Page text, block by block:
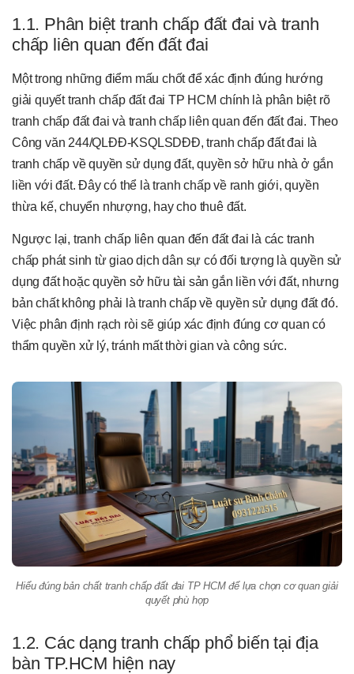
1.1. Phân biệt tranh chấp đất đai và tranh
chấp liên quan đến đất đai
Một trong những điểm mấu chốt để xác định đúng hướng
giải quyết tranh chấp đất đai TP HCM chính là phân biệt rõ
tranh chấp đất đai và tranh chấp liên quan đến đất đai. Theo
Công văn 244/QLĐĐ-KSQLSDĐĐ, tranh chấp đất đai là
tranh chấp về quyền sử dụng đất, quyền sở hữu nhà ở gắn
liền với đất. Đây có thể là tranh chấp về ranh giới, quyền
thừa kế, chuyển nhượng, hay cho thuê đất.
Ngược lại, tranh chấp liên quan đến đất đai là các tranh
chấp phát sinh từ giao dịch dân sự có đối tượng là quyền sử
dụng đất hoặc quyền sở hữu tài sản gắn liền với đất, nhưng
bản chất không phải là tranh chấp về quyền sử dụng đất đó.
Việc phân định rạch ròi sẽ giúp xác định đúng cơ quan có
thẩm quyền xử lý, tránh mất thời gian và công sức.
Hiểu đúng bản chất tranh chấp đất đai TP HCM để lựa chọn cơ quan giải
quyết phù hợp
1.2. Các dạng tranh chấp phổ biến tại địa
bàn TP.HCM hiện nay